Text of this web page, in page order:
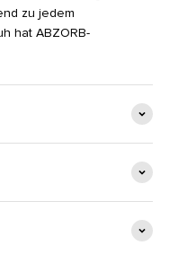
zu jedem
hat ABZORB-